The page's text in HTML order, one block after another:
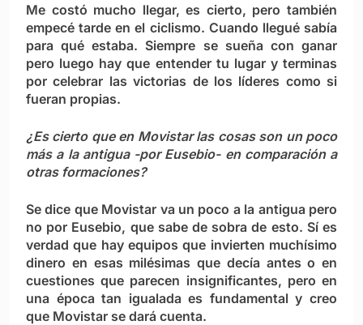
Me costó mucho llegar, es cierto, pero también
empecé tarde en el ciclismo. Cuando llegué sabía
para qué estaba. Siempre se sueña con ganar
pero luego hay que entender tu lugar y terminas
por celebrar las victorias de los líderes como si
fueran propias.
¿Es cierto que en Movistar las cosas son un poco
más a la antigua -por Eusebio- en comparación a
otras formaciones?
Se dice que Movistar va un poco a la antigua pero
no por Eusebio, que sabe de sobra de esto. Sí es
verdad que hay equipos que invierten muchísimo
dinero en esas milésimas que decía antes o en
cuestiones que parecen insignificantes, pero en
una época tan igualada es fundamental y creo
que Movistar se dará cuenta.